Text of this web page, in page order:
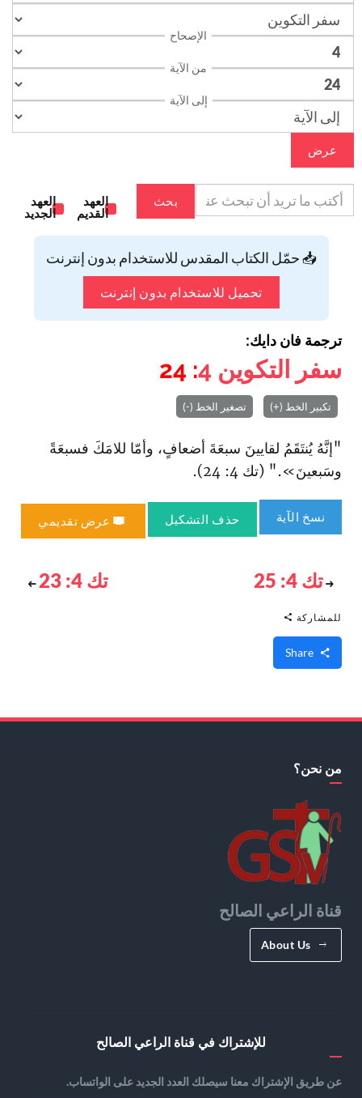
الإصحاح
من الآية
إلى الآية
عرض
بحث
العهد
القديم
العهد
الجديد
📥 حمّل الكتاب المقدس للاستخدام بدون إنترنت
تحميل للاستخدام بدون إنترنت
ترجمة فان دايك:
سفر التكوين 4
: 24
تكبير الخط (+) تصغير الخط (-)
"إنَّهُ يُنتَقَمُ لقايينَ سبعَةَ أضعافٍ، وأمّا للامَكَ فسبعَةً
وسَبعينَ»." (تك 4: 24).
نسخ الآية حذف التشكيل عرض تقديمي
تك 4: 25 تك 4: 23
للمشاركة
من نحن؟
قناة الراعي الصالح
About Us
للإشتراك في قناة الراعي الصالح
عن طريق الإشتراك معنا سيصلك العدد الجديد على الواتساب.